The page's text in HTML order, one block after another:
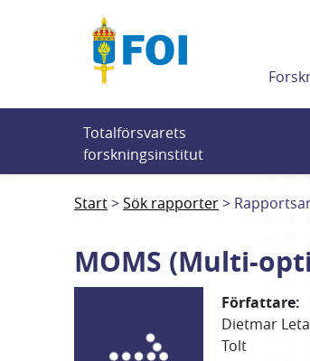
Totalförsvarets
forskningsinstitut
Start Sök rapporter
MOMS (Multi-
Författare:
Dietmar
Tolt